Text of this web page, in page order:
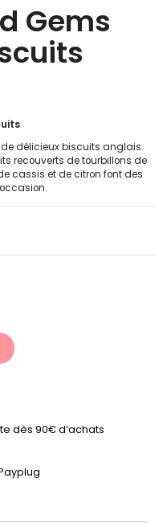
Gems
de délicieux biscuits anglais.
recouverts de tourbillons de
cassis et de citron font des
dès 90€ d’achats